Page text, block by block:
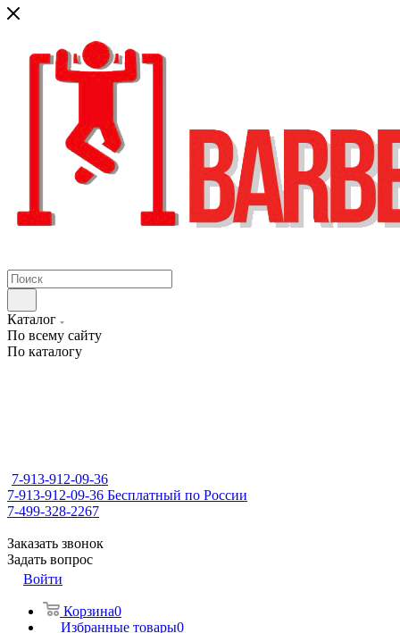
Каталог
По всему сайту
По каталогу
7-913-912-09-36
7-913-912-09-36 Бесплатный по России
7-499-328-2267
Заказать звонок
Задать вопрос
Войти
Корзина0
Избранные товары0